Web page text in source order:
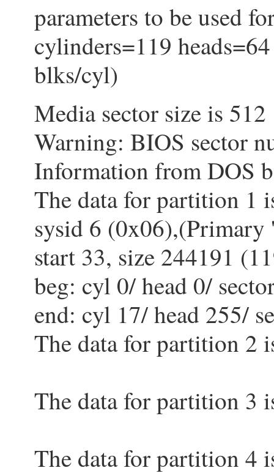
parameters to be used
cylinders=119
blks/cyl)
Media sector size is 512
Warning: BIOS sector
Information from DOS
The data for partition 1
sysid 6
start 33, size 244191
beg: cyl 0/ head 0/
end: cyl 17/ head 255/
The data for partition 2
The data for partition 3
The data for partition 4